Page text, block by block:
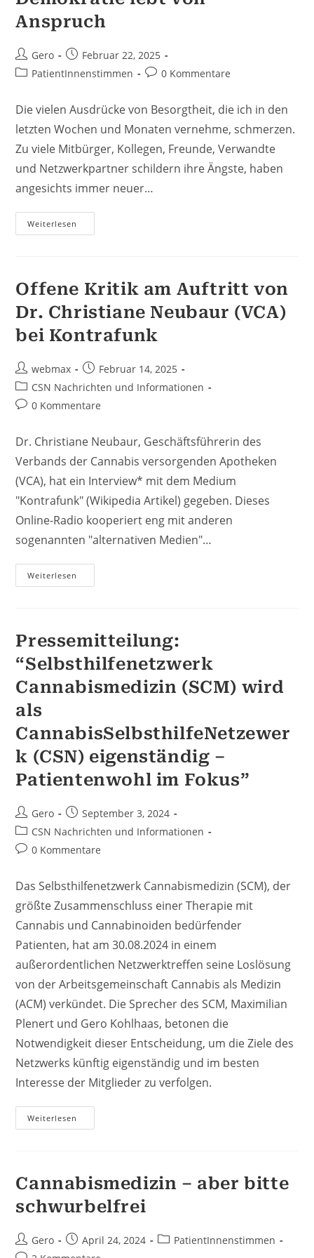
Anspruch
Beitrags-
Autor:
Gero
Beitrag
veröffentlicht:
Februar 22, 2025
Beitrags-
PatientInnenstimmen
Beitrags-
0 Kommentare
Die vielen Ausdrücke von Besorgtheit, die ich in den
letzten Wochen und Monaten vernehme, schmerzen.
Zu viele Mitbürger, Kollegen, Freunde, Verwandte
und Netzwerkpartner schildern ihre Ängste, haben
angesichts immer neuer…
Weiterlesen
Lebt
Offene Kritik am Auftritt von
Dr. Christiane Neubaur (VCA)
bei Kontrafunk
Beitrags-
Autor:
webmax
Beitrag
veröffentlicht:
Februar 14, 2025
Beitrags-
Kategorie:
CSN Nachrichten und Informationen
Beitrags-
0 Kommentare
Dr. Christiane Neubaur, Geschäftsführerin des
Verbands der Cannabis versorgenden Apotheken
(VCA), hat ein Interview* mit dem Medium
"Kontrafunk" (Wikipedia Artikel) gegeben. Dieses
Online-Radio kooperiert eng mit anderen
sogenannten "alternativen Medien"…
Weiterlesen
Kritik
Christiane
Neubaur
(VCA)
Bei
Kontrafunk
Pressemitteilung:
“Selbsthilfenetzwerk
Cannabismedizin (SCM) wird
als
CannabisSelbsthilfeNetzewer
k (CSN) eigenständig –
Patientenwohl im Fokus”
Beitrags-
Autor:
Gero
Beitrag
veröffentlicht:
September 3, 2024
Beitrags-
Kategorie:
CSN Nachrichten und Informationen
Beitrags-
0 Kommentare
Das Selbsthilfenetzwerk Cannabismedizin (SCM), der
größte Zusammenschluss einer Therapie mit
Cannabis und Cannabinoiden bedürfender
Patienten, hat am 30.08.2024 in einem
außerordentlichen Netzwerktreffen seine Loslösung
von der Arbeitsgemeinschaft Cannabis als Medizin
(ACM) verkündet. Die Sprecher des SCM, Maximilian
Plenert und Gero Kohlhaas, betonen die
Notwendigkeit dieser Entscheidung, um die Ziele des
Netzwerks künftig eigenständig und im besten
Interesse der Mitglieder zu verfolgen.
Weiterlesen
“Selbsthilfenetzwerk
CannabisSelbsthilfeNetzewerk
(CSN)
Eigenständig
–
Patientenwohl
Fokus”
Cannabismedizin – aber bitte
schwurbelfrei
Beitrags-
Autor:
Gero
Beitrag
veröffentlicht:
April 24, 2024
Beitrags-
PatientInnenstimmen